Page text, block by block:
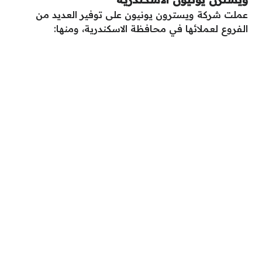
عملت شركة ويسترون يونيون على توفير العديد من
الفروع لعملائها في محافظة الاسكندرية، ومنها: